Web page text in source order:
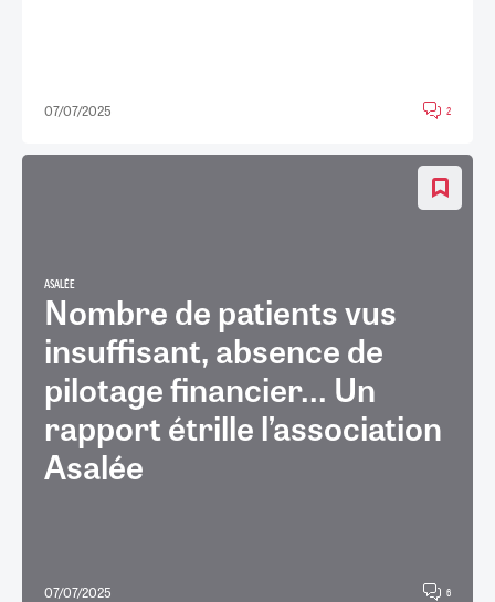
07/07/2025 2
ASALÉE
Nombre de patients vus
insuffisant, absence de
pilotage financier... Un
rapport étrille l’association
Asalée
07/07/2025 6